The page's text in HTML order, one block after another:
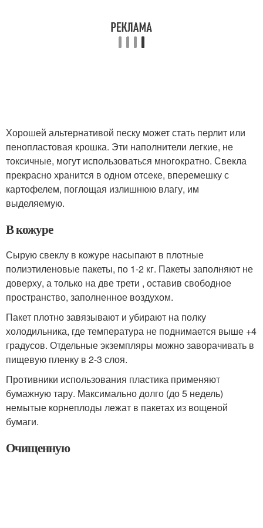
Хорошей альтернативой песку может стать перлит или
пенопластовая крошка. Эти наполнители легкие, не
токсичные, могут использоваться многократно. Свекла
прекрасно хранится в одном отсеке, вперемешку с
картофелем, поглощая излишнюю влагу, им
выделяемую.
В кожуре
Сырую свеклу в кожуре насыпают в плотные
полиэтиленовые пакеты, по 1-2 кг. Пакеты заполняют не
доверху, а только на две трети , оставив свободное
пространство, заполненное воздухом.
Пакет плотно завязывают и убирают на полку
холодильника, где температура не поднимается выше +4
градусов. Отдельные экземпляры можно заворачивать в
пищевую пленку в 2-3 слоя.
Противники использования пластика применяют
бумажную тару. Максимально долго (до 5 недель)
немытые корнеплоды лежат в пакетах из вощеной
бумаги.
Очищенную